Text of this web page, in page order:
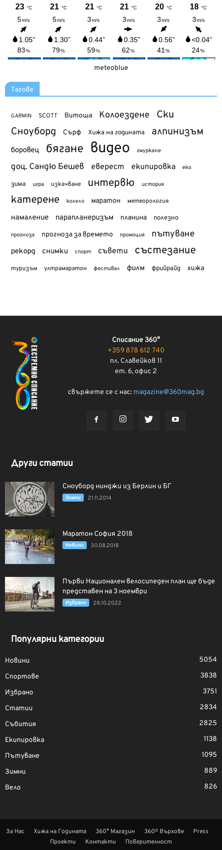
meteoblue
Тагове
GARMIN SCOTT Витоша Колоездене Ски
Сноуборд Сърф Хижа на годината алпинизъм
боровец бягане видео гмуркане
доц. Сандю Бешев еверест екипировка еко
зима игра изкачване интервю история
катерене колело маратон метеорология
намаление парапланеризъм планина полезно
прогноза прогноза за времето промоция пътуване
рекорд снимки спорт съвети състезание
туризъм ултрамаратон фестивал филм фрийрайд хижа
Списание 360°
+359 878 612 740
пл. Славейков 11
ет. 6, офис 2
свържете се с нас: magazine@360mag.bg
Други статии
Сноуборд нинджи из Берлин и БГ
Зимни 21.11.2014
Маратон София 2018
Новини 30.08.2018
Първи Национален велосипеден план ще бъде
представен на 3 ноември
Избрано 28.10.2022
Популярни категории
Новини
5054
Спортове
3838
Избрано
3751
Статии
2834
Събития
2825
Екипировка
1138
Пътуване
1095
Зимни
889
Вело
826
За Нас Хижа на Годината 360° Магазин 360º Върхове
Press
Проекти
Контакти Поверителност